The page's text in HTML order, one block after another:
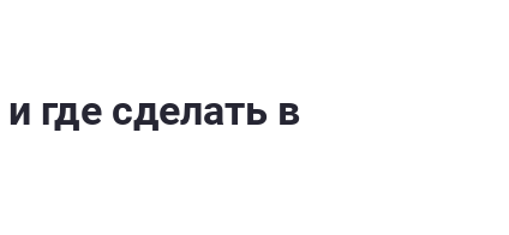
где сделать в